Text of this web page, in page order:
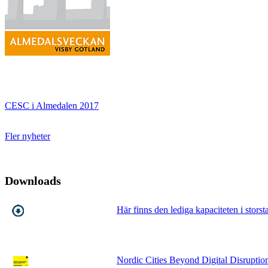
CESC i Almedalen 2017
Fler nyheter
Downloads
Här finns den lediga kapaciteten i
Nordic Cities Beyond Digital